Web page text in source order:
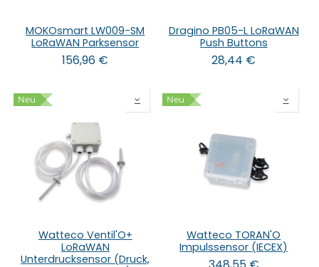
MOKOsmart LW009-SM
LoRaWAN Parksensor
156,96 €
Dragino PB05-L LoRaWAN
Push Buttons
28,44 €
Neu
Watteco Ventil'O+
LoRaWAN
Unterdrucksensor (Druck,
Neu
Watteco TORAN'O
Impulssensor (IECEX)